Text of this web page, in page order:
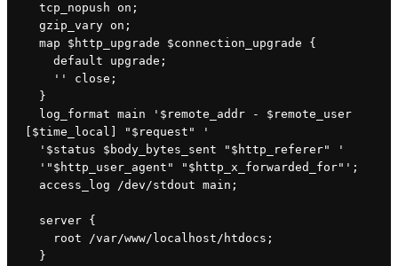
  tcp_nopush on;
  gzip_vary on;
  map $http_upgrade $connection_upgrade {
    default upgrade;
    '' close;
  }
[$time_local] "$request" '
  '$status $body_bytes_sent "$http_referer" '
  '"$http_user_agent" "$http_x_forwarded_for"';
  access_log /dev/stdout main;
  server {
    root /var/www/localhost/htdocs;
  }